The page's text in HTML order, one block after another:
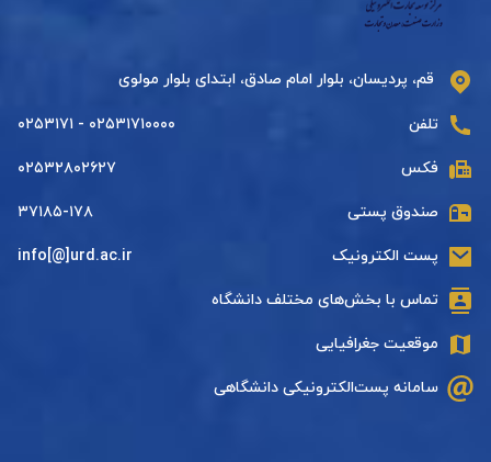
قم، پردیسان، بلوار امام صادق، ابتدای بلوار مولوی
تلفن ۰۲۵۳۱۷۱۰۰۰۰ - ۰۲۵۳۱۷۱
فکس ۰۲۵۳۲۸۰۲۶۲۷
صندوق پستی ۳۷۱۸۵-۱۷۸
پست الکترونیک info[@]urd.ac.ir
تماس با بخش‌های مختلف دانشگاه
موقعیت جغرافیایی
سامانه پست‌الکترونیکی دانشگاهی